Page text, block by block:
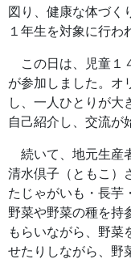
図り、健康な体づく
１年生を対象に行わ
この日は、児童１
が参加しました。オ
し、一人ひとりが大
自己紹介し、交流が
続いて、地元生産
清水倶子（ともこ）
たじゃがいも・長芋
野菜や野菜の種を持
もらいながら、野菜
せたりしながら、野